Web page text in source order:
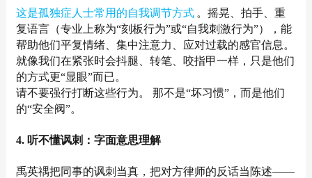
这是孤独症人士常用的自我调节方式 。摇晃、拍手、重
复语言（专业上称为“刻板行为”或“自我刺激行为”），能
帮助他们平复情绪、集中注意力、应对过载的感官信息。
就像我们在紧张时会抖腿、转笔、咬指甲一样，只是他们
的方式更“显眼”而已。
请不要强行打断这些行为。 那不是“坏习惯”，而是他们
的“安全阀”。
4. 听不懂讽刺：字面意思理解
禹英禑把同事的讽刺当真，把对方律师的反话当陈述——